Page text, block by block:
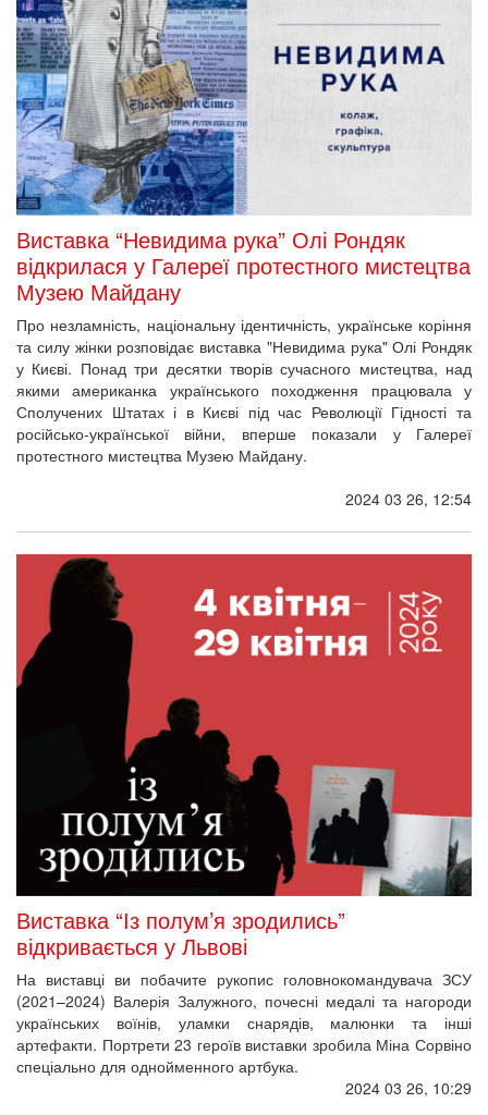
Виставка “Невидима рука” Олі Рондяк
відкрилася у Галереї протестного мистецтва
Музею Майдану
Про незламність, національну ідентичність, українське коріння
та силу жінки розповідає виставка "Невидима рука" Олі Рондяк
у Києві. Понад три десятки творів сучасного мистецтва, над
якими американка українського походження працювала у
Сполучених Штатах і в Києві під час Революції Гідності та
російсько-української війни, вперше показали у Галереї
протестного мистецтва Музею Майдану.
2024 03 26, 12:54
Виставка “Із полум’я зродились”
відкривається у Львові
На виставці ви побачите рукопис головнокомандувача ЗСУ
(2021–2024) Валерія Залужного, почесні медалі та нагороди
українських воїнів, уламки снарядів, малюнки та інші
артефакти. Портрети 23 героїв виставки зробила Міна Сорвіно
спеціально для однойменного артбука.
2024 03 26, 10:29